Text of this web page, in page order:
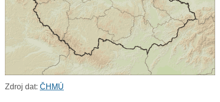
Zdroj dat: ČHMÚ